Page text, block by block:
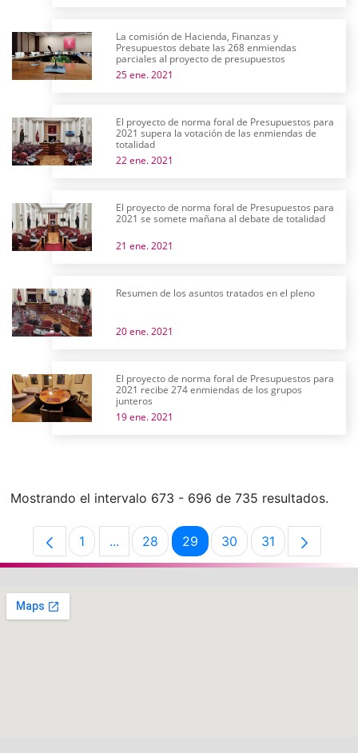
La comisión de Hacienda, Finanzas y
Presupuestos debate las 268 enmiendas
parciales al proyecto de presupuestos
25 ene. 2021
El proyecto de norma foral de Presupuestos para
2021 supera la votación de las enmiendas de
totalidad
22 ene. 2021
El proyecto de norma foral de Presupuestos para
2021 se somete mañana al debate de totalidad
21 ene. 2021
Resumen de los asuntos tratados en el pleno
20 ene. 2021
El proyecto de norma foral de Presupuestos para
2021 recibe 274 enmiendas de los grupos
junteros
19 ene. 2021
Mostrando el intervalo 673 - 696 de 735 resultados.
Página
1 ...Páginas intermedias Use TAB para
Página
28 Página
29 Página
30 Página
31